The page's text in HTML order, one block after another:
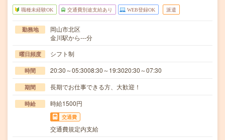
職種未経験OK 交通費別途支給あり WEB登録OK 派遣
勤務地
岡山市北区
金川駅から---分
曜日頻度 シフト制
時間 20:30～05:3008:30～19:3020:30～07:30
期間 長期でお仕事できる方、大歓迎！
時給 時給1500円
交通費
交通費規定内支給